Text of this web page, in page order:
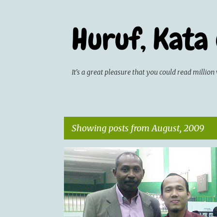
Huruf, Kata
It's a great pleasure that you could read
Showing posts from August, 2009
P
o
s
t
CATATAN HARIAN MY IDEA